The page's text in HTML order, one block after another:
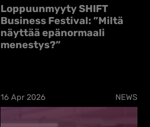
Loppuunmyyty SHIFT
Business Festival: ”Miltä
näyttää epänormaali
menestys?”
16 Apr 2026 NEWS